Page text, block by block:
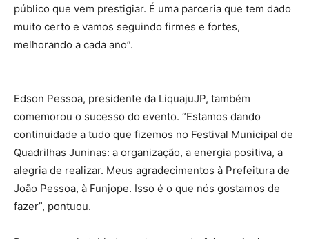
da festa, que são os quadrilheiros, mas também para o
público que vem prestigiar. É uma parceria que tem dado
muito certo e vamos seguindo firmes e fortes,
Edson Pessoa, presidente da LiquajuJP, também
comemorou o sucesso do evento. “Estamos dando
continuidade a tudo que fizemos no Festival Municipal de
Quadrilhas Juninas: a organização, a energia positiva, a
alegria de realizar. Meus agradecimentos à Prefeitura de
João Pessoa, à Funjope. Isso é o que nós gostamos de